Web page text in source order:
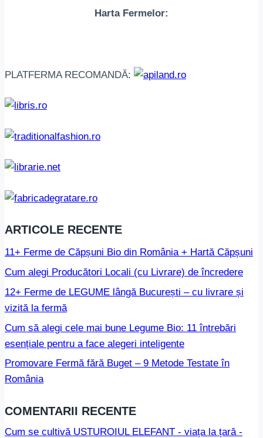
Harta Fermelor:
PLATFERMA RECOMANDĂ:
ARTICOLE RECENTE
11+ Ferme de Căpșuni Bio din România + Hartă Căpșuni
Cum alegi Producători Locali (cu Livrare) de încredere
12+ Ferme de LEGUME lângă București – cu livrare și
vizită la fermă
Cum să alegi cele mai bune Legume Bio: 11 întrebări
esențiale pentru a face alegeri inteligente
Promovare Fermă fără Buget – 9 Metode Testate în
România
COMENTARII RECENTE
Cum se cultivă USTUROIUL ELEFANT - viața la țară -